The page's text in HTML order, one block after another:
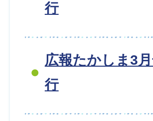
行
広報たかしま3
行